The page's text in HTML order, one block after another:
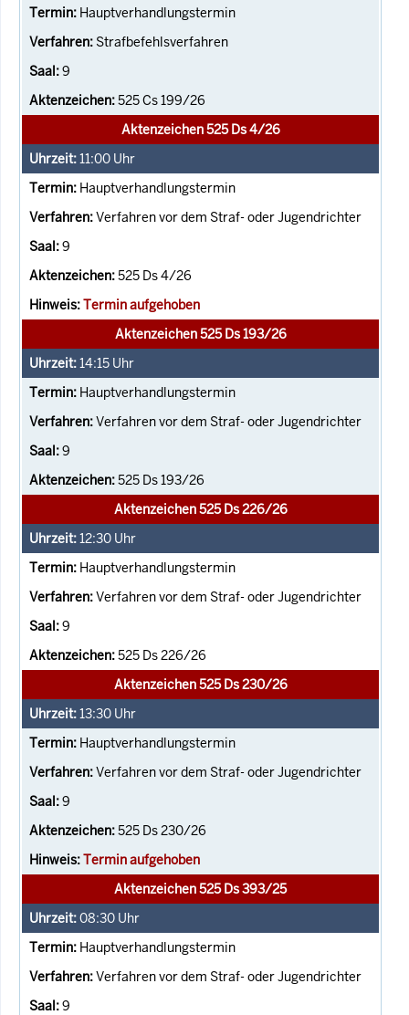
Hauptverhandlungstermin
Strafbefehlsverfahren
9
525 Cs 199/26
Aktenzeichen 525 Ds 4/26
11:00 Uhr
Hauptverhandlungstermin
Verfahren vor dem Straf- oder Jugendrichter
9
525 Ds 4/26
Termin aufgehoben
Aktenzeichen 525 Ds 193/26
14:15 Uhr
Hauptverhandlungstermin
Verfahren vor dem Straf- oder Jugendrichter
9
525 Ds 193/26
Aktenzeichen 525 Ds 226/26
12:30 Uhr
Hauptverhandlungstermin
Verfahren vor dem Straf- oder Jugendrichter
9
525 Ds 226/26
Aktenzeichen 525 Ds 230/26
13:30 Uhr
Hauptverhandlungstermin
Verfahren vor dem Straf- oder Jugendrichter
9
525 Ds 230/26
Termin aufgehoben
Aktenzeichen 525 Ds 393/25
08:30 Uhr
Hauptverhandlungstermin
Verfahren vor dem Straf- oder Jugendrichter
9